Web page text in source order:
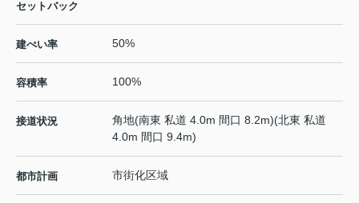
セットバック
建ぺい率 50%
容積率 100%
接道状況
角地(南東 私道 4.0m 間口 8.2m)(北東 私道
4.0m 間口 9.4m)
都市計画 市街化区域